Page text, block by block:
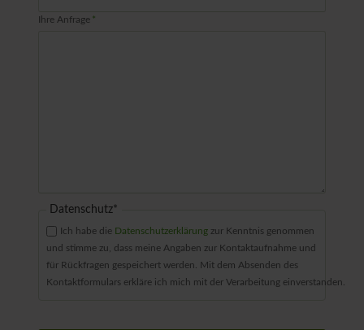
Pflichtfeld
Ihre Anfrage *
Pflichtfeld
Datenschutz*
Ich habe die Datenschutzerklärungzur Kenntnis genommen
und stimme zu, dass meine Angaben zur Kontaktaufnahme und
für Rückfragen gespeichert werden. Mit dem Absenden des
Kontaktformulars erkläre ich mich mit der Verarbeitung einverstanden.